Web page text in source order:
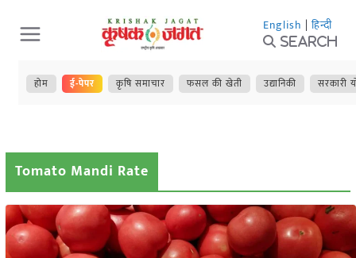
Skip
to
content
English | हिन्दी
Search
होम ई-पेपर कृषि समाचार फसल की खेती उद्यानिकी सरकारी
Tomato Mandi Rate